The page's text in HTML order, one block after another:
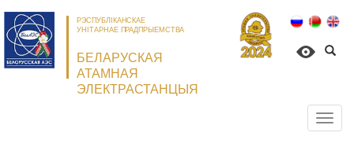
РЭСПУБЛІКАНСКАЕ
УНІТАРНАЕ ПРАДПРЫЕМСТВА
БЕЛАРУСКАЯ
АТАМНАЯ
ЭЛЕКТРАСТАНЦЫЯ